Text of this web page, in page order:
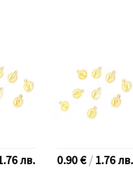
лв. 0.90 €/1.76лв.